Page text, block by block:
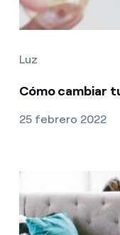
Luz
Cómo cambiar
25 febrero 2022